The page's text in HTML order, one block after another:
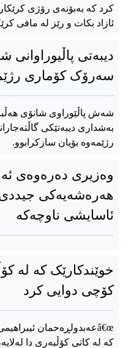
کرد کە بەبۆنەی رۆژی
ئازاد بکات و رێز لە مافی
دیبەتی پاڵیوراوانی
سەرۆک کۆماری
شەش پاڵێوراوی شانۆی
بەشداری دیبەتێکی
رژێمەوە بۆیان سازکرابوو.
وەزیری دەرەوەی
هەرەشەیەکی جیددی
ئاسایشی ناوچەکە
خوێندکارێک کە لە
کۆچی دوایی کرد
کە لە کاتی کۆڵبەری دا